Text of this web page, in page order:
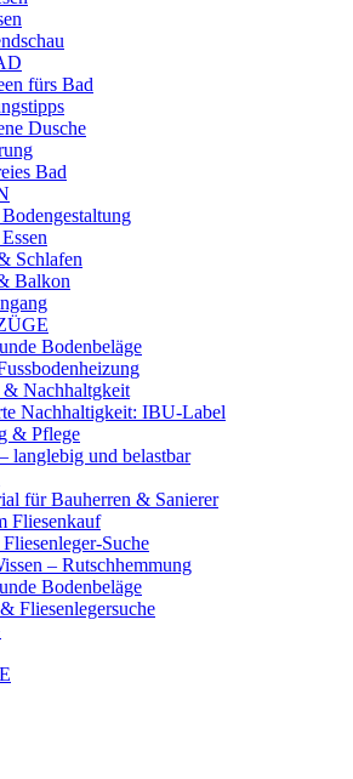
fürs Bad
Dusche
Bad
Schlafen
Balkon
Bodenbeläge
Nachhaltgkeit
Nachhaltigkeit: IBU-Label
& Pflege
langlebig und belastbar
für Bauherren & Sanierer
Fliesenkauf
Suche
– Rutschhemmung
Bodenbeläge
Fliesenlegersuche